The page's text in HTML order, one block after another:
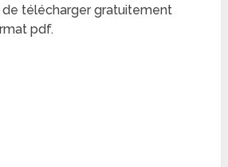
de télécharger gratuitement
pdf.